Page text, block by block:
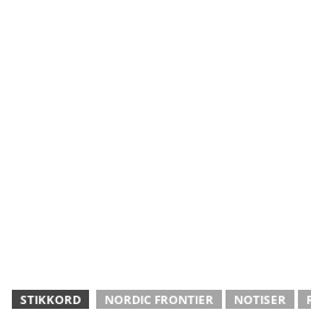
STIKKORD NORDIC FRONTIER NOTISER